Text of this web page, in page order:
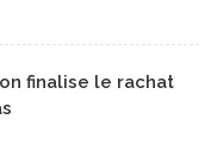
finalise le rachat